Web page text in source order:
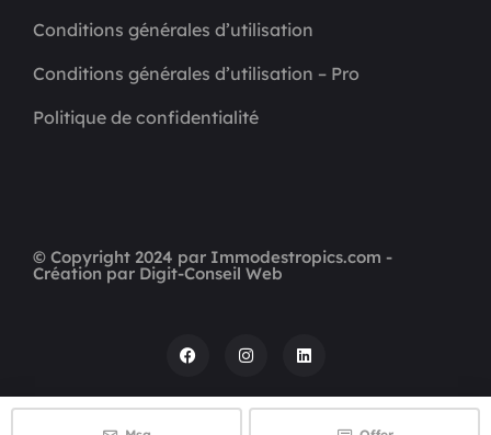
Conditions générales d’utilisation
Conditions générales d’utilisation – Pro
Politique de confidentialité
© Copyright 2024 par Immodestropics.com -
Création par Digit-Conseil Web